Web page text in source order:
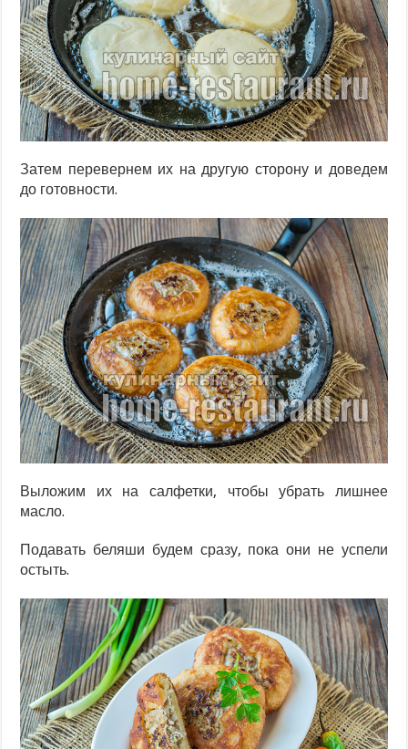
Затем перевернем их на другую сторону и доведем
до готовности.
Выложим их на салфетки, чтобы убрать лишнее
масло.
Подавать беляши будем сразу, пока они не успели
остыть.